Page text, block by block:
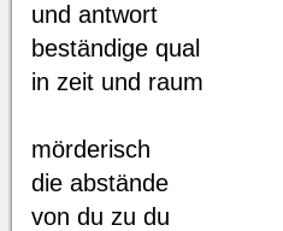
und antwort
beständige qual
in zeit und raum
mörderisch
die abstände
von du zu du